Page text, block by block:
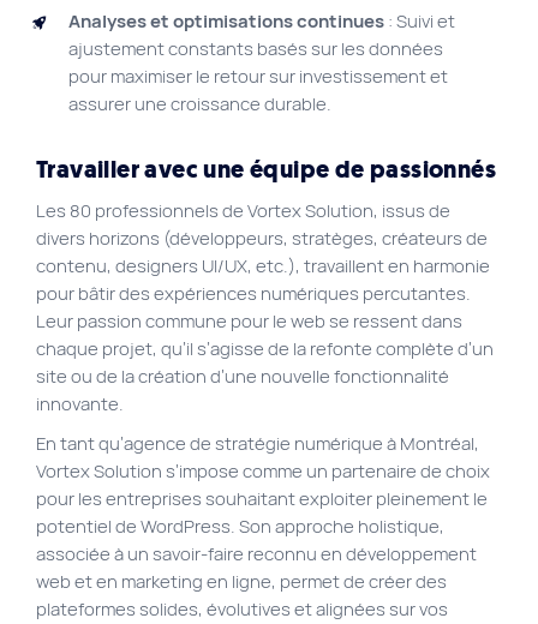
Analyses et optimisations continues : Suivi et
ajustement constants basés sur les données
pour maximiser le retour sur investissement et
assurer une croissance durable.
Travailler avec une équipe de passionnés
Les 80 professionnels de Vortex Solution, issus de
divers horizons (développeurs, stratèges, créateurs de
contenu, designers UI/UX, etc.), travaillent en harmonie
pour bâtir des expériences numériques percutantes.
Leur passion commune pour le web se ressent dans
chaque projet, qu’il s’agisse de la refonte complète d’un
site ou de la création d’une nouvelle fonctionnalité
innovante.
En tant qu’agence de stratégie numérique à Montréal,
Vortex Solution s’impose comme un partenaire de choix
pour les entreprises souhaitant exploiter pleinement le
potentiel de WordPress. Son approche holistique,
associée à un savoir-faire reconnu en développement
web et en marketing en ligne, permet de créer des
plateformes solides, évolutives et alignées sur vos